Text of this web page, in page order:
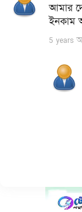
আমার
ইনকাম
5 years